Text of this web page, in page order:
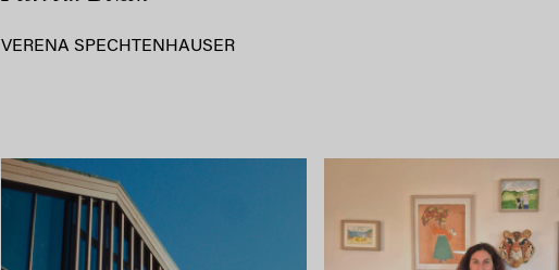
VERENA SPECHTENHAUSER